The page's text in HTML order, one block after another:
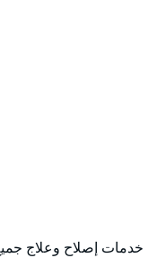
إصلاح وعلاج